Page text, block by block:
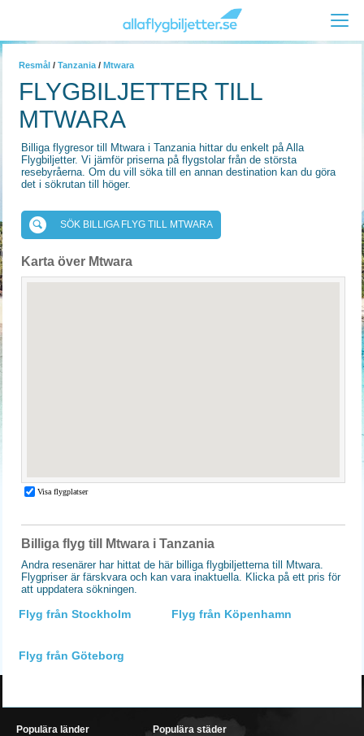
Resmål / Tanzania / Mtwara
FLYGBILJETTER TILL
MTWARA
Billiga flygresor till Mtwara i Tanzania hittar du enkelt på Alla
Flygbiljetter. Vi jämför priserna på flygstolar från de största
resebyråerna. Om du vill söka till en annan destination kan du göra
det i sökrutan till höger.
SÖK BILLIGA FLYG TILL MTWARA
Karta över Mtwara
Billiga flyg till Mtwara i Tanzania
Andra resenärer har hittat de här billiga flygbiljetterna till Mtwara.
Flygpriser är färskvara och kan vara inaktuella. Klicka på ett pris för
att uppdatera sökningen.
Flyg från Stockholm Flyg från Köpenhamn
Flyg från Göteborg
Populära länder
Populära städer